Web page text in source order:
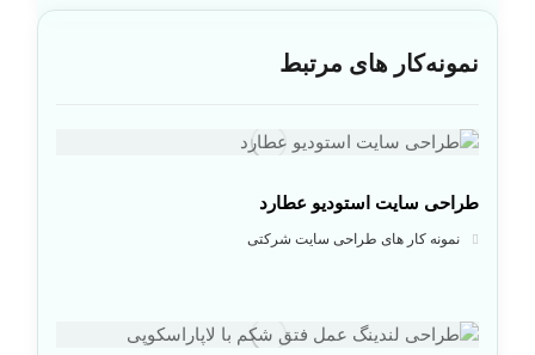
نمونه‌کار های مرتبط
طراحی سایت استودیو عطارد
نمونه کار های طراحی سایت شرکتی